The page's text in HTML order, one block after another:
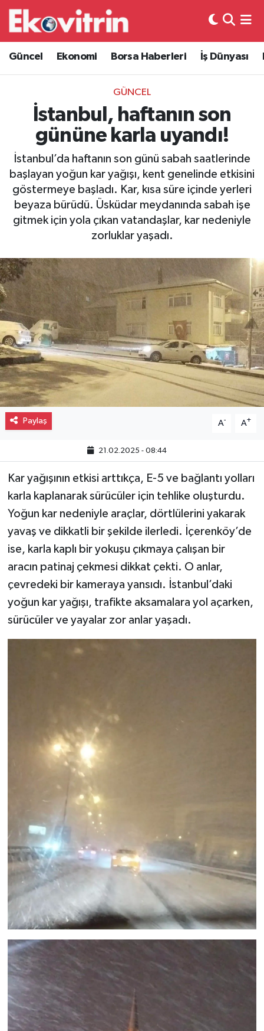
Güncel Ekonomi Borsa Haberleri İş Dünyası
GÜNCEL
İstanbul, haftanın son
gününe karla uyandı!
İstanbul’da haftanın son günü sabah saatlerinde
başlayan yoğun kar yağışı, kent genelinde etkisini
göstermeye başladı. Kar, kısa süre içinde yerleri
beyaza bürüdü. Üsküdar meydanında sabah işe
gitmek için yola çıkan vatandaşlar, kar nedeniyle
zorluklar yaşadı.
Paylaş A- A+
21.02.2025 - 08:44
Kar yağışının etkisi arttıkça, E-5 ve bağlantı yolları
karla kaplanarak sürücüler için tehlike oluşturdu.
Yoğun kar nedeniyle araçlar, dörtlülerini yakarak
yavaş ve dikkatli bir şekilde ilerledi. İçerenköy’de
ise, karla kaplı bir yokuşu çıkmaya çalışan bir
aracın patinaj çekmesi dikkat çekti. O anlar,
çevredeki bir kameraya yansıdı. İstanbul’daki
yoğun kar yağışı, trafikte aksamalara yol açarken,
sürücüler ve yayalar zor anlar yaşadı.
Güncel
Ekonomi
Borsa Haberleri
İş Dünyası
Lojistik
Otovitrin
Asayiş
Gayrimenkul
Spor
Eğitim
Hava Durumu
Trafik Durumu
Süper Lig Puan Durumu ve Fikstür
Tüm Manşetler
Son Dakika Haberleri
Haber Arşivi